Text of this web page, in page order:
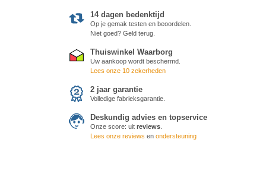
14 dagen bedenktijd
Op je gemak testen en beoordelen.
Niet goed? Geld terug.
Thuiswinkel Waarborg
Uw aankoop wordt beschermd.
Lees onze 10 zekerheden
2 jaar garantie
Volledige fabrieksgarantie.
Deskundig advies en topservice
Onze score: uit reviews
Lees onze reviews en ondersteuning